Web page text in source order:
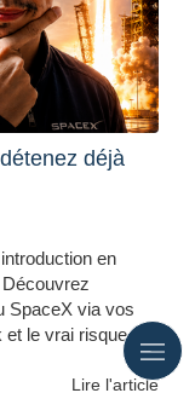
déjà
en
SpaceX via vos
le vrai risque de
Lire l'article